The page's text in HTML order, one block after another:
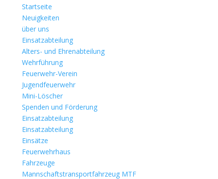
Startseite
Neuigkeiten
über uns
Einsatzabteilung
Alters- und Ehrenabteilung
Wehrführung
Feuerwehr-Verein
Jugendfeuerwehr
Mini-Löscher
Spenden und Förderung
Einsatzabteilung
Einsatzabteilung
Einsätze
Feuerwehrhaus
Fahrzeuge
Mannschaftstransportfahrzeug MTF